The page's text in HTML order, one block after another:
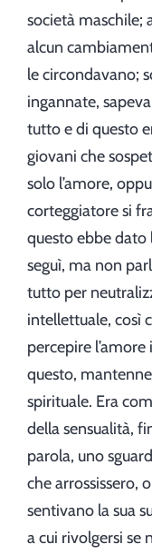
società maschile;
alcun
le circondavano;
ingannate,
tutto e di questo
giovani che
solo l’amore,
corteggiatore si
questo ebbe dato
seguì, ma non
tutto per
intellettuale, così
percepire
questo,
spirituale. Era
della sensualità,
parola, uno
che arrossissero,
sentivano la sua
a cui rivolgersi se